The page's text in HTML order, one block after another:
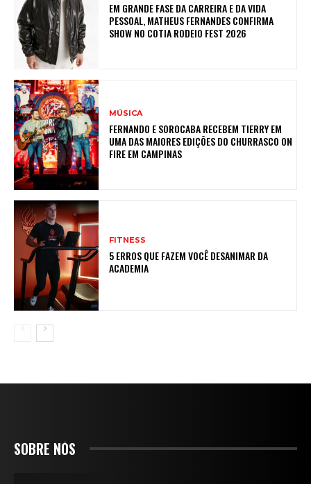
EM GRANDE FASE DA CARREIRA E DA VIDA
PESSOAL, MATHEUS FERNANDES CONFIRMA
SHOW NO COTIA RODEIO FEST 2026
MÚSICA
FERNANDO E SOROCABA RECEBEM TIERRY EM
UMA DAS MAIORES EDIÇÕES DO CHURRASCO ON
FIRE EM CAMPINAS
FITNESS
5 ERROS QUE FAZEM VOCÊ DESANIMAR DA
ACADEMIA
SOBRE NÓS